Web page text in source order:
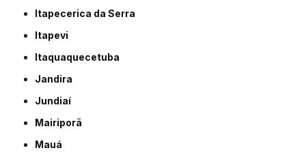
Itapecerica da Serra
Itapevi
Itaquaquecetuba
Jandira
Jundiaí
Mairiporã
Mauá